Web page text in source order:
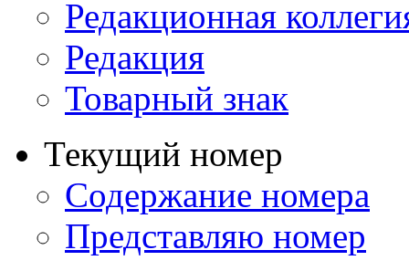
Редакционная
Редакция
Товарный знак
Текущий номер
Содержание номера
Представляю номер